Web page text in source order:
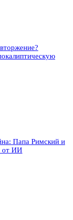
Папа Римский и
от ИИ